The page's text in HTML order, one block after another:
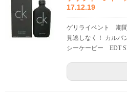
17.12.19
ゲリライベント 期
見逃しなく！ カル
シーケービー EDT